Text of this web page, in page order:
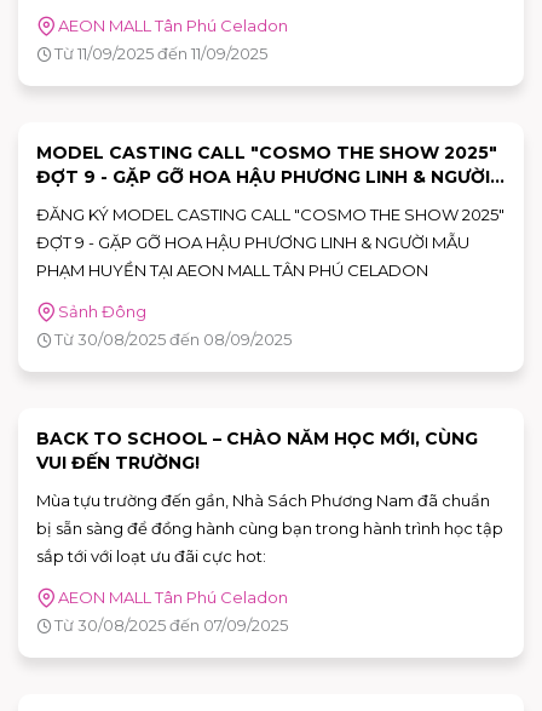
cứu sống những người bệnh đang cần máu trong cuộc sống.
Hãy đến tham gia và cùng lan tỏa thông điệp yêu thương
qua hành động cụ thể.
AEON MALL Tân Phú Celadon
Từ 11/09/2025 đến 11/09/2025
MODEL CASTING CALL "COSMO THE SHOW 2025"
ĐỢT 9 - GẶP GỠ HOA HẬU PHƯƠNG LINH & NGƯỜI
MẪU PHẠM HUYỀN
ĐĂNG KÝ MODEL CASTING CALL "COSMO THE SHOW 2025"
ĐỢT 9 - GẶP GỠ HOA HẬU PHƯƠNG LINH & NGƯỜI MẪU
PHẠM HUYỀN TẠI AEON MALL TÂN PHÚ CELADON
Sảnh Đông
Từ 30/08/2025 đến 08/09/2025
BACK TO SCHOOL – CHÀO NĂM HỌC MỚI, CÙNG
VUI ĐẾN TRƯỜNG!
Mùa tựu trường đến gần, Nhà Sách Phương Nam đã chuẩn
bị sẵn sàng để đồng hành cùng bạn trong hành trình học tập
sắp tới với loạt ưu đãi cực hot:
AEON MALL Tân Phú Celadon
Từ 30/08/2025 đến 07/09/2025